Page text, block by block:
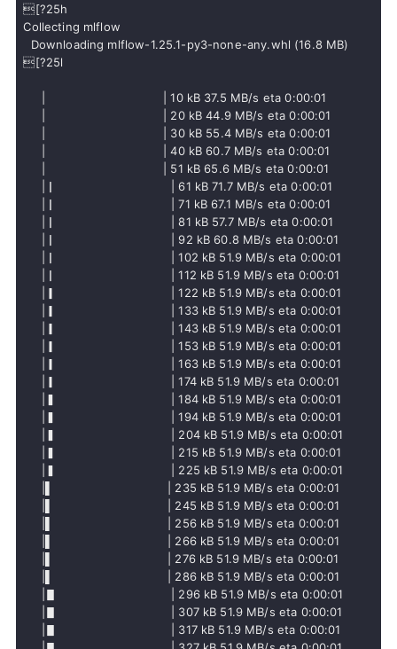
[?25h
Collecting mlflow
  Downloading mlflow-1.25.1-py3-none-any.whl (16.8 MB)
[?25l
     |                                | 10 kB 37.5 MB/s eta 0:00:01
     |                                | 20 kB 44.9 MB/s eta 0:00:01
     |                                | 30 kB 55.4 MB/s eta 0:00:01
     |                                | 40 kB 60.7 MB/s eta 0:00:01
     |                                | 51 kB 65.6 MB/s eta 0:00:01
     |▏                               | 61 kB 71.7 MB/s eta 0:00:01
     |▏                               | 71 kB 67.1 MB/s eta 0:00:01
     |▏                               | 81 kB 57.7 MB/s eta 0:00:01
     |▏                               | 92 kB 60.8 MB/s eta 0:00:01
     |▏                               | 102 kB 51.9 MB/s eta 0:00:01
     |▏                               | 112 kB 51.9 MB/s eta 0:00:01
     |▎                               | 122 kB 51.9 MB/s eta 0:00:01
     |▎                               | 133 kB 51.9 MB/s eta 0:00:01
     |▎                               | 143 kB 51.9 MB/s eta 0:00:01
     |▎                               | 153 kB 51.9 MB/s eta 0:00:01
     |▎                               | 163 kB 51.9 MB/s eta 0:00:01
     |▎                               | 174 kB 51.9 MB/s eta 0:00:01
     |▍                               | 184 kB 51.9 MB/s eta 0:00:01
     |▍                               | 194 kB 51.9 MB/s eta 0:00:01
     |▍                               | 204 kB 51.9 MB/s eta 0:00:01
     |▍                               | 215 kB 51.9 MB/s eta 0:00:01
     |▍                               | 225 kB 51.9 MB/s eta 0:00:01
     |▌                               | 235 kB 51.9 MB/s eta 0:00:01
     |▌                               | 245 kB 51.9 MB/s eta 0:00:01
     |▌                               | 256 kB 51.9 MB/s eta 0:00:01
     |▌                               | 266 kB 51.9 MB/s eta 0:00:01
     |▌                               | 276 kB 51.9 MB/s eta 0:00:01
     |▌                               | 286 kB 51.9 MB/s eta 0:00:01
     |▋                               | 296 kB 51.9 MB/s eta 0:00:01
     |▋                               | 307 kB 51.9 MB/s eta 0:00:01
     |▋                               | 317 kB 51.9 MB/s eta 0:00:01